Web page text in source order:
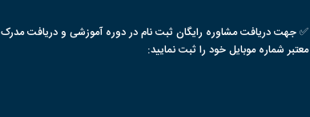
✅ جهت دریافت مشاوره رایگان ثبت نام در دوره آموزشی و دریافت مدرک
معتبر شماره موبایل خود را ثبت نمایید: